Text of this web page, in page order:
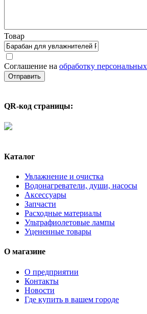
Товар
Соглашение на обработку
QR-код страницы:
Каталог
Увлажнение и очистка
Водонагреватели, души, насосы
Аксессуары
Запчасти
Расходные материалы
Ультрафиолетовые лампы
Уцененные товары
О магазине
О предприятии
Контакты
Новости
Где купить в вашем городе